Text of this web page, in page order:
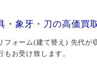
・象牙・刀の高価買
フォーム(建て替え) 先代が
お受け致します。